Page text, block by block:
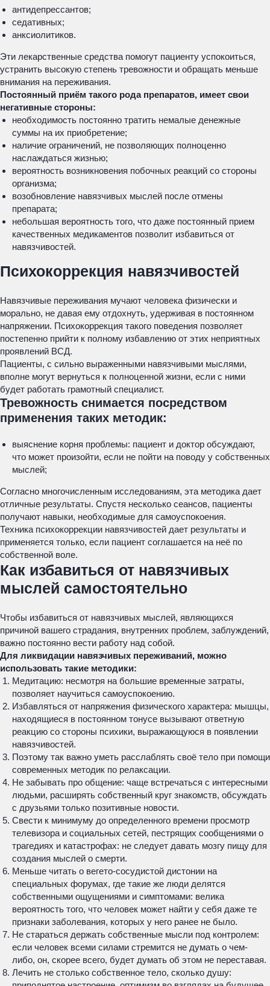
антидепрессантов;
седативных;
анксиолитиков.
Эти лекарственные средства помогут пациенту успокоиться,
устранить высокую степень тревожности и обращать меньше
внимания на переживания.
Постоянный приём такого рода препаратов, имеет свои
негативные стороны:
необходимость постоянно тратить немалые денежные
суммы на их приобретение;
наличие ограничений, не позволяющих полноценно
наслаждаться жизнью;
вероятность возникновения побочных реакций со стороны
организма;
возобновление навязчивых мыслей после отмены
препарата;
небольшая вероятность того, что даже постоянный прием
качественных медикаментов позволит избавиться от
навязчивостей.
Психокоррекция навязчивостей
Навязчивые переживания мучают человека физически и
морально, не давая ему отдохнуть, удерживая в постоянном
напряжении. Психокоррекция такого поведения позволяет
постепенно прийти к полному избавлению от этих неприятных
проявлений ВСД.
Пациенты, с сильно выраженными навязчивыми мыслями,
вполне могут вернуться к полноценной жизни, если с ними
будет работать грамотный специалист.
Тревожность снимается посредством
применения таких методик:
выяснение корня проблемы: пациент и доктор обсуждают,
что может произойти, если не пойти на поводу у собственных
мыслей;
Согласно многочисленным исследованиям, эта методика дает
отличные результаты. Спустя несколько сеансов, пациенты
получают навыки, необходимые для самоуспокоения.
Техника психокоррекции навязчивостей дает результаты и
применяется только, если пациент соглашается на неё по
собственной воле.
Как избавиться от навязчивых
мыслей самостоятельно
Чтобы избавиться от навязчивых мыслей, являющихся
причиной вашего страдания, внутренних проблем, заблуждений,
важно постоянно вести работу над собой.
Для ликвидации навязчивых переживаний, можно
использовать такие методики:
Медитацию: несмотря на большие временные затраты,
позволяет научиться самоуспокоению.
Избавляться от напряжения физического характера: мышцы,
находящиеся в постоянном тонусе вызывают ответную
реакцию со стороны психики, выражающуюся в появлении
навязчивостей.
Поэтому так важно уметь расслаблять своё тело при помощи
современных методик по релаксации.
Не забывать про общение: чаще встречаться с интересными
людьми, расширять собственный круг знакомств, обсуждать
с друзьями только позитивные новости.
Свести к минимуму до определенного времени просмотр
телевизора и социальных сетей, пестрящих сообщениями о
трагедиях и катастрофах: не следует давать мозгу пищу для
создания мыслей о смерти.
Меньше читать о вегето-сосудистой дистонии на
специальных форумах, где такие же люди делятся
собственными ощущениями и симптомами: велика
вероятность того, что человек может найти у себя даже те
признаки заболевания, которых у него ранее не было.
Не стараться держать собственные мысли под контролем:
если человек всеми силами стремится не думать о чем-
либо, он, скорее всего, будет думать об этом не переставая.
Лечить не столько собственное тело, сколько душу: